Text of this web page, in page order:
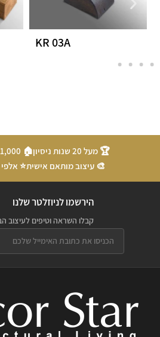
KR 03A
🏆 מעל 20 שנות ניסיון
🏠 1,000 מ"ר אולם תצוגה
🎨 עיצוב מותאם אישית⭐
הירשמו לניוזלטר שלנו
קבלו השראה וטיפים לעיצוב